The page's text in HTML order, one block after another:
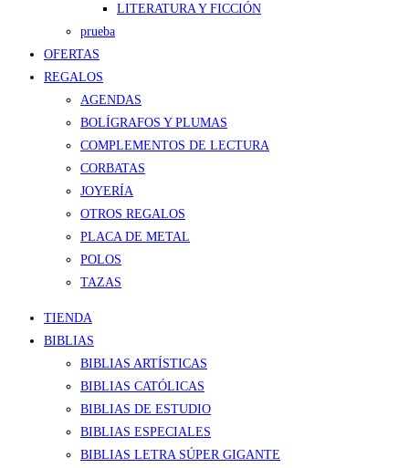
LITERATURA Y FICCIÓN
prueba
OFERTAS
REGALOS
AGENDAS
BOLÍGRAFOS Y PLUMAS
COMPLEMENTOS DE LECTURA
CORBATAS
JOYERÍA
OTROS REGALOS
PLACA DE METAL
POLOS
TAZAS
TIENDA
BIBLIAS
BIBLIAS ARTÍSTICAS
BIBLIAS CATÓLICAS
BIBLIAS DE ESTUDIO
BIBLIAS ESPECIALES
BIBLIAS LETRA SÚPER GIGANTE